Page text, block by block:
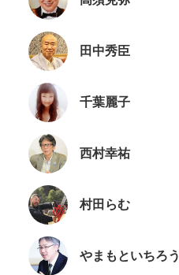
田中秀臣
千葉麗子
西村幸祐
村田らむ
やまもといちろう